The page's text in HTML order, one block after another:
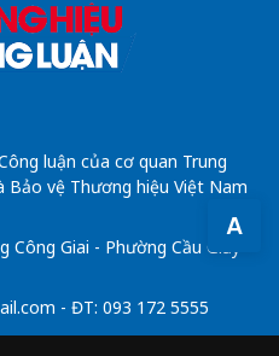
A
luận của cơ quan Trung
Bảo vệ Thương hiệu Việt Nam
Giai - Phường Cầu Giấy -
- ĐT: 093 172 5555